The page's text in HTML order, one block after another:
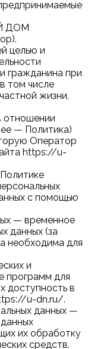
ДОМ
целью и
гражданина при
том числе
жизни,
отношении
— Политика)
Оператор
https://u-
с помощью
— временное
данных (за
необходима для
и
программ для
доступность в
u-dn.ru/.
данных —
их обработку
средств.